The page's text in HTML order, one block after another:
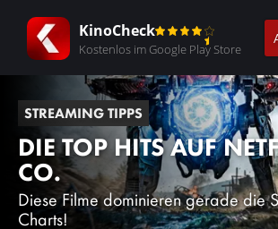
KinoCheck
Kostenlos im Google Play Store
STREAMING TIPPS
DIE TOP HITS AUF
CO.
Diese Filme dominieren gerade die
Charts!